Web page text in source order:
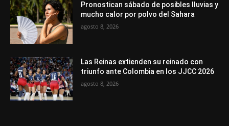
Pronostican sábado de posibles lluvias y
mucho calor por polvo del Sahara
agosto 8, 2026
Las Reinas extienden su reinado con
triunfo ante Colombia en los JJCC 2026
agosto 8, 2026